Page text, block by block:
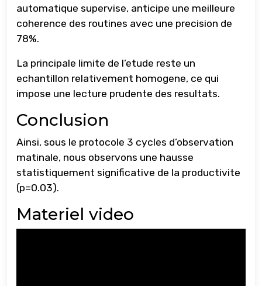
automatique supervise, anticipe une meilleure
coherence des routines avec une precision de
78%.
La principale limite de l’etude reste un
echantillon relativement homogene, ce qui
impose une lecture prudente des resultats.
Conclusion
Ainsi, sous le protocole 3 cycles d’observation
matinale, nous observons une hausse
statistiquement significative de la productivite
(p=0.03).
Materiel video